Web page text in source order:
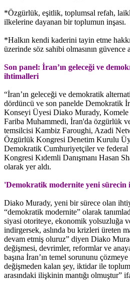
*Özgürlük, eşitlik, toplumsal refah,
ilkelerine dayanan bir toplumun inşası.
*Halkın kendi kaderini tayin etme
üzerinde söz sahibi olmasının güvence
Son panel: İran’ın geleceği ve
ihtimalleri
“İran’ın geleceği ve demokratik
dördüncü ve son panelde Demokratik
Konseyi Üyesi Diako Murady, Komele
Fariba Muhammedi, İran'da özgürlük
temsilcisi Kambiz Faroughi, Azadi
Özgürlük Kongresi Denetim Kurulu
Demokratik Cumhuriyetçiler ve federal
Kongresi Kıdemli Danışmanı Hasan
olarak yer aldı.
'Demokratik modernite yeni sürecin
Diako Murady, yeni bir sürece olan
“demokratik modernite” olarak
siyasi otoriteye, ekonomik yolsuzluğa
indirgersek, aslında bu krizleri üreten
devam etmiş oluruz” diyen Diako
değişmesi, devrimler, reformlar ve
başına İran’ın temel sorununu
değişmeden kalan şey, iktidar ile
arasındaki ilişkinin mantığı olmuştur”